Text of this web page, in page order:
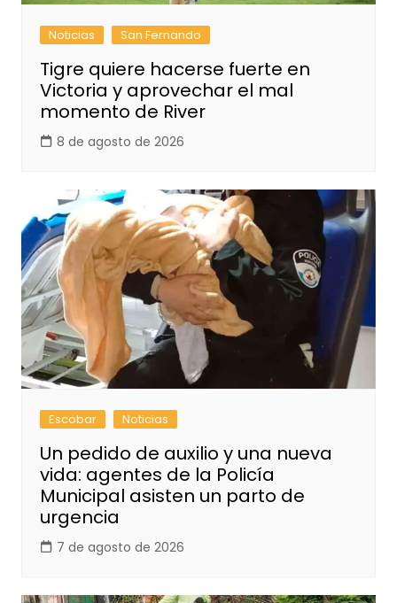
Noticias San Fernando
Tigre quiere hacerse fuerte en
Victoria y aprovechar el mal
momento de River
8 de agosto de 2026
Escobar Noticias
Un pedido de auxilio y una nueva
vida: agentes de la Policía
Municipal asisten un parto de
urgencia
7 de agosto de 2026